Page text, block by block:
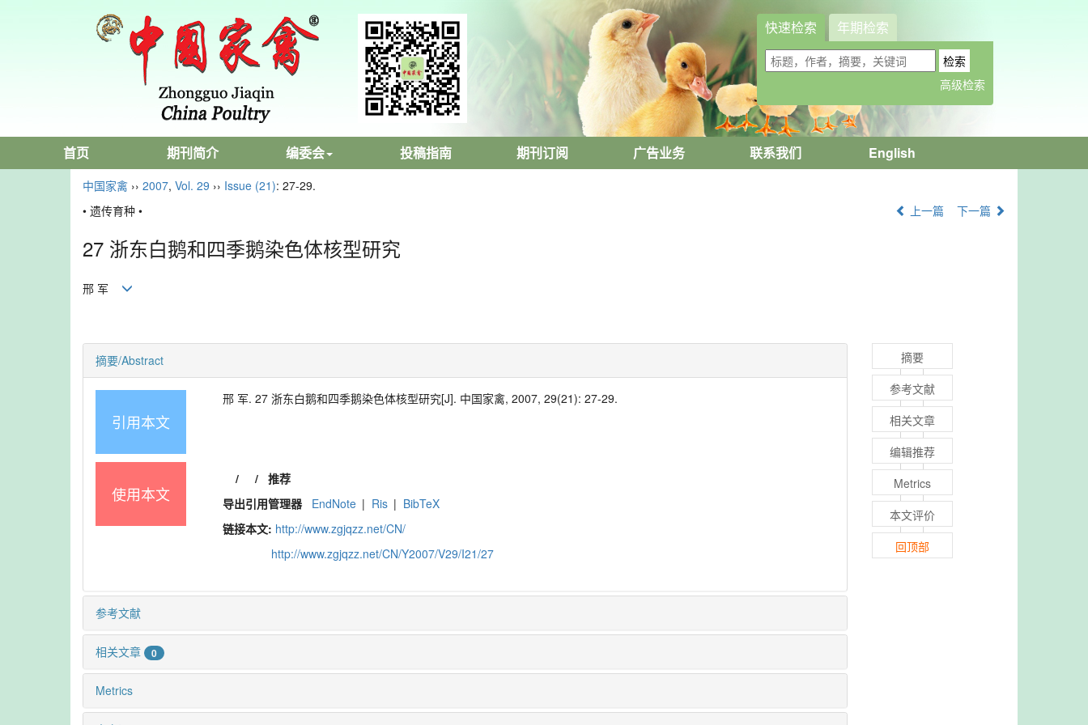
快速检索 年期检索
首页 期刊简介 编委会 投稿指南 期刊订阅 广告业务 联系我们 English
中国家禽 ›› 2007, Vol. 29 ›› Issue (21): 27-29.
• 遗传育种 •
上一篇 下一篇
27 浙东白鹅和四季鹅染色体核型研究
邢 军
摘要/Abstract
引用本文
邢 军. 27 浙东白鹅和四季鹅染色体核型研究[J]. 中国家禽, 2007, 29(21): 27-29.
使用本文
/ / 推荐
导出引用管理器
EndNote | Ris | BibTeX
链接本文: http://www.zgjqzz.net/CN/
http://www.zgjqzz.net/CN/Y2007/V29/I21/27
参考文献
相关文章 0
Metrics
摘要
参考文献
相关文章
编辑推荐
Metrics
本文评价
回顶部